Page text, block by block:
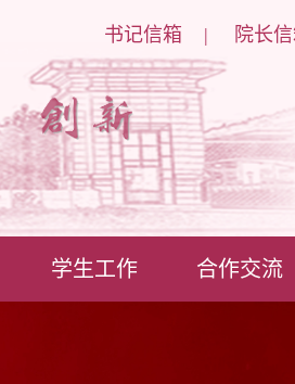
书记信箱 | 院长
学生工作 合作交流